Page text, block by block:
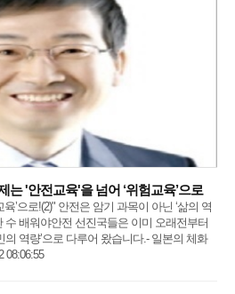
는 '안전교육'을 넘어 ‘위험교육’으로
’으로!(2)" 안전은 암기 과목이 아닌 ‘삶의 역
수 배워야안전 선진국들은 이미 오래전부터
의 역량’으로 다루어 왔습니다.- 일본의 체화
08:06:55